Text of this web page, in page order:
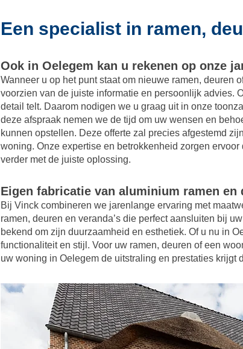
Een specialist in ramen,
Ook in Oelegem kan u rekenen op onze
Wanneer u op het punt staat om nieuwe ramen, deuren
voorzien van de juiste informatie en persoonlijk advies.
detail telt. Daarom nodigen we u graag uit in onze
deze afspraak nemen we de tijd om uw wensen en
kunnen opstellen. Deze offerte zal precies afgestemd
woning. Onze expertise en betrokkenheid zorgen
verder met de juiste oplossing.
Eigen fabricatie van aluminium ramen
Bij Vinck combineren we jarenlange ervaring met
ramen, deuren en veranda’s die perfect aansluiten bij
bekend om zijn duurzaamheid en esthetiek. Of u nu in
functionaliteit en stijl. Voor uw ramen, deuren of een
uw woning in Oelegem de uitstraling en prestaties krijgt